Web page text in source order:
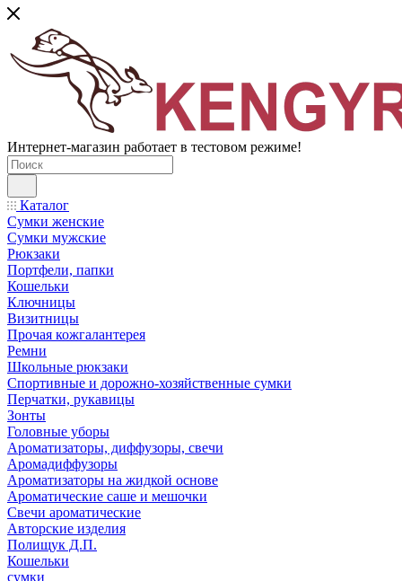
Интернет-магазин работает в тестовом режиме!
Каталог
Сумки женские
Сумки мужские
Рюкзаки
Портфели, папки
Кошельки
Ключницы
Визитницы
Прочая кожгалантерея
Ремни
Школьные рюкзаки
Спортивные и дорожно-хозяйственные сумки
Перчатки, рукавицы
Зонты
Головные уборы
Ароматизаторы, диффузоры, свечи
Аромадиффузоры
Ароматизаторы на жидкой основе
Ароматические саше и мешочки
Свечи ароматические
Авторские изделия
Полищук Д.П.
Кошельки
сумки